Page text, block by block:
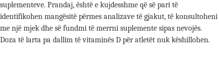
suplementeve. Prandaj, është e kujdesshme që së pari të
identifikohen mangësitë përmes analizave të gjakut, të konsultoheni
me një mjek dhe së fundmi të merrni suplemente sipas nevojës.
Doza të larta pa dallim të vitaminës D për atletët nuk këshillohen.